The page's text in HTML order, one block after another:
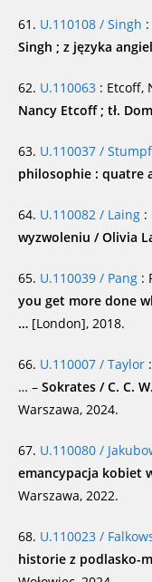
61. U.110108 / Singh
Singh ; z języka
62. U.110063 : Etcoff,
Nancy Etcoff ; tł.
63. U.110037 / Stumpf
philosophie : quatre
64. U.110082 / Laing :
wyzwoleniu / Olivia
65. U.110039 / Pang :
you get more done
… [London], 2018.
66. U.110007 / Taylor
… – Sokrates / C. C.
Warszawa, 2024.
67. U.110080 /
emancypacja kobiet
Warszawa, 2022.
68. U.110023 /
historie z podlasko-